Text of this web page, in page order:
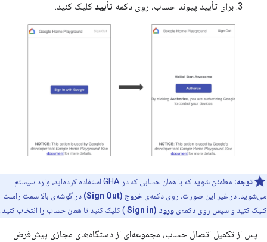
برای تأیید پیوند حساب، روی دکمه تأیید کلیک کنید.
توجه: مطمئن شوید که با همان حسابی که در GHA استفاده کرده‌اید، وارد سیستم
می‌شوید. در غیر این صورت، روی دکمه‌ی خروج (Sign Out)
در گوشه‌ی بالا سمت راست
کلیک کنید و سپس روی دکمه‌ی ورود (Sign in ) کلیک کنید تا همان حساب را انتخاب کنید.
پس از تکمیل اتصال حساب، مجموعه‌ای از دستگاه‌های مجازی پیش‌فرض